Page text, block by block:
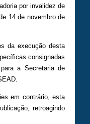
por invalidez de
14 de novembro de
da execução desta
consignadas
a Secretaria de
em contrário, esta
retroagindo